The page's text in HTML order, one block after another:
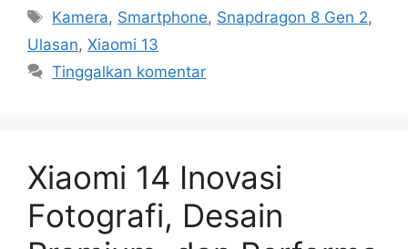
Tag
Kamera, Smartphone, Snapdragon 8 Gen 2,
Ulasan, Xiaomi 13
Tinggalkan komentar
Xiaomi 14 Inovasi
Fotografi, Desain